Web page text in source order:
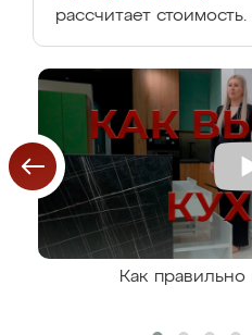
рассчитает стоимость.
Как